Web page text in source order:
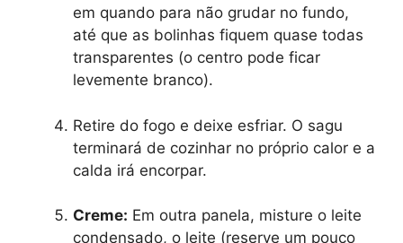
em quando para não grudar no fundo,
até que as bolinhas fiquem quase todas
transparentes (o centro pode ficar
levemente branco).
Retire do fogo e deixe esfriar. O sagu
terminará de cozinhar no próprio calor e a
calda irá encorpar.
Creme: Em outra panela, misture o leite
condensado, o leite (reserve um pouco